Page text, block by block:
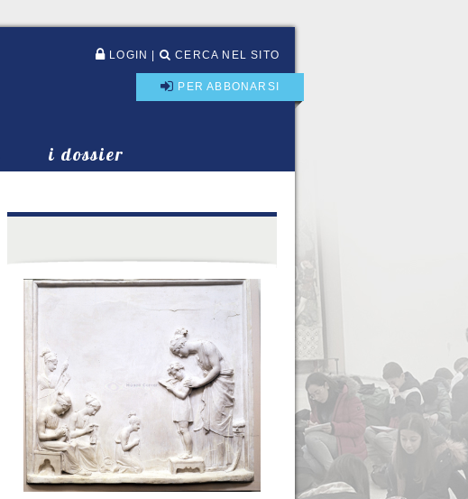
LOGIN CERCA NEL SITO
PER ABBONARSI
i dossier